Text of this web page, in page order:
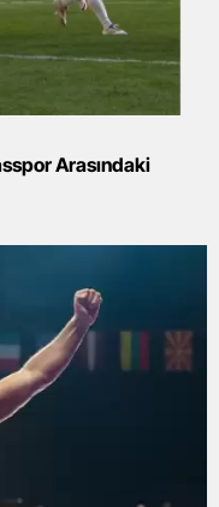
Arasındaki